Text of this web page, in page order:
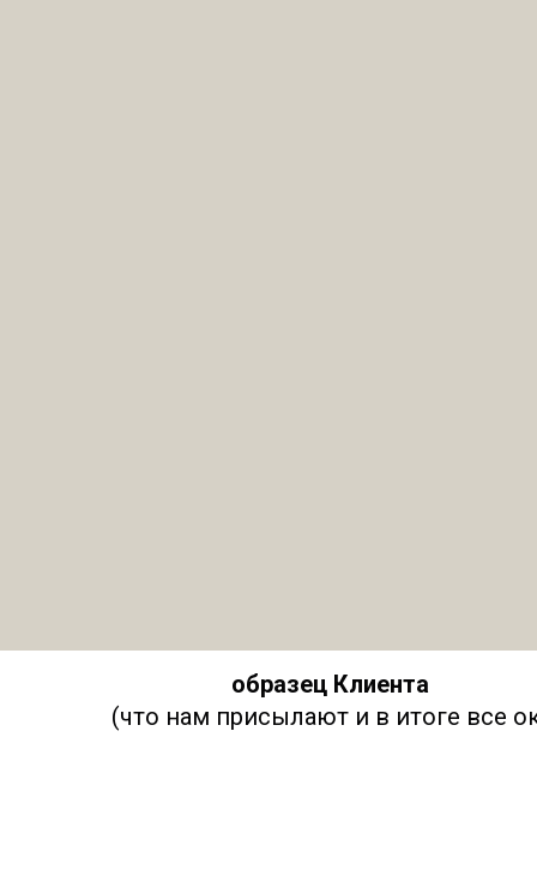
образец Клиента
(что нам присылают и в итоге все